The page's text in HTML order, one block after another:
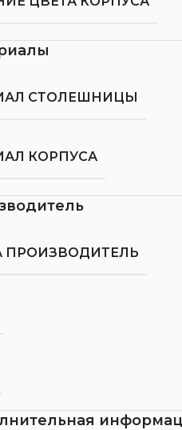
СТОЛЕШНИЦЫ
КОРПУСА
ПРОИЗВОДИТЕЛЬ